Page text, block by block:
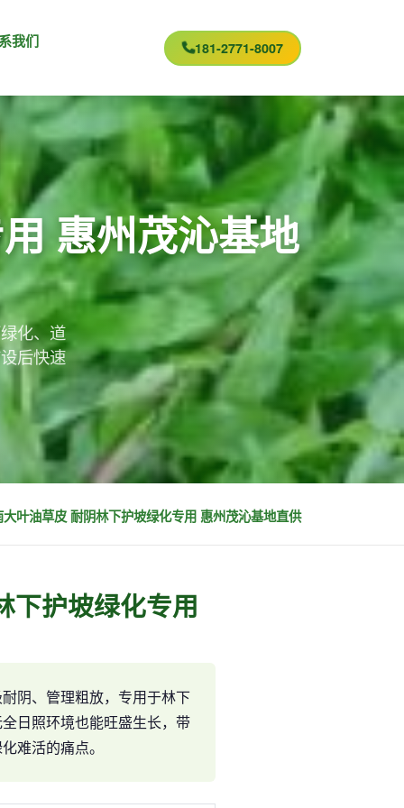
我们 181-2771-8007
惠州茂沁基地
化、道
后快速
大叶油草皮 耐阴林下护坡绿化专用 惠州茂沁基地直供
下护坡绿化专用
阴、管理粗放，专用于林下
日照环境也能旺盛生长，带
难活的痛点。